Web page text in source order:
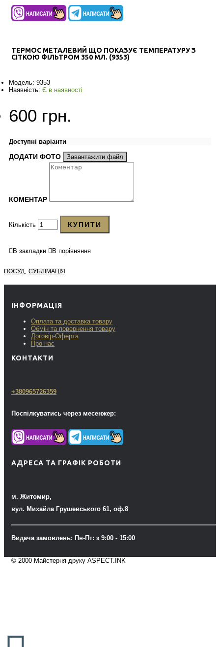
ТЕРМОС МЕТАЛЕВИЙ ЩО ПОКАЗУЄ ТЕМПЕРАТУРУ З
СІТКОЮ ФІЛЬТРОМ 350 МЛ. (9353)
Модель: 9353
Наявність: Є в наявності
600 грн.
Доступні варіанти
ДОДАТИ ФОТО Завантажити файл
КОМЕНТАР
Кількість КУПИТИ
В закладки В порівняння
ПОСУД, СУБЛІМАЦІЯ
ІНФОРМАЦІЯ
Оплата та доставка товару
Обмін та повернення товару
Договір-Оферта
Про нас
КОНТАКТИ
+380965726359
Поспілкуватись через месенжер:
АДРЕСА ТА ГРАФІК РОБОТИ
м. Житомир,
вул. Михайла Грушевського 61, оф.8
Видача замовлень: Пн-Пт: з 9:00 - 15:00
© 2000 Майстерня друку ASPECT.INK